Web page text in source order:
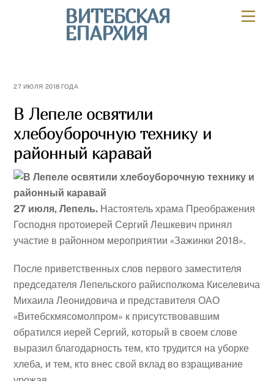
ВИТЕБСКАЯ
ЕПАРХИЯ
27 ИЮЛЯ 2018 ГОДА
В Лепеле освятили
хлебоуборочную технику и
районный каравай
27 июля, Лепель. Настоятель храма Преображения
Господня протоиерей Сергий Лешкевич принял
участие в районном мероприятии «Зажинки 2018».
После приветственных слов первого заместителя
председателя Лепельского райисполкома Киселевича
Михаила Леонидовича и представителя ОАО
«Витебскмясомолпром» к присутствовавшим
обратился иерей Сергий, который в своем слове
выразил благодарность тем, кто трудится на уборке
хлеба, и тем, кто внес свой вклад во взращивание